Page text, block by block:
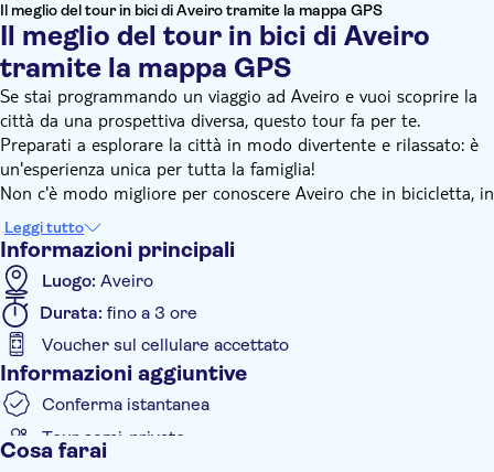
Il meglio del tour in bici di Aveiro tramite la mappa GPS
Il meglio del tour in bici di Aveiro
tramite la mappa GPS
Se stai programmando un viaggio ad Aveiro e vuoi scoprire la
città da una prospettiva diversa, questo tour fa per te.
Preparati a esplorare la città in modo divertente e rilassato: è
un'esperienza unica per tutta la famiglia!
Non c'è modo migliore per conoscere Aveiro che in bicicletta, in
questa esperienza entrerai nelle stradine secondarie, troverai i
tesori nascosti e vedrai gli angoli romantici. Esplorerai la città,
imparerai di più sull'incredibile storia di Aveiro e scoprirai
anche la vera città dietro la facciata turistica.
Avrai anche la possibilità di goderti un divertente e rilassante
giro in bicicletta, dove potrai ammirare panorami mozzafiato
delle saline e delle passerelle, su un percorso ecologico delle
steppe del Ria e di tutte le principali attrazioni turistiche che
rendono questo uno dei le città più visitate del Portogallo anno
dopo anno.
Durante questa esperienza, puoi scegliere di fermarti per una
Leggi tutto
Informazioni principali
Luogo: Aveiro
Durata: fino a 3 ore
Voucher sul cellulare accettato
Informazioni aggiuntive
Conferma istantanea
Tour semi-privato
Cosa farai